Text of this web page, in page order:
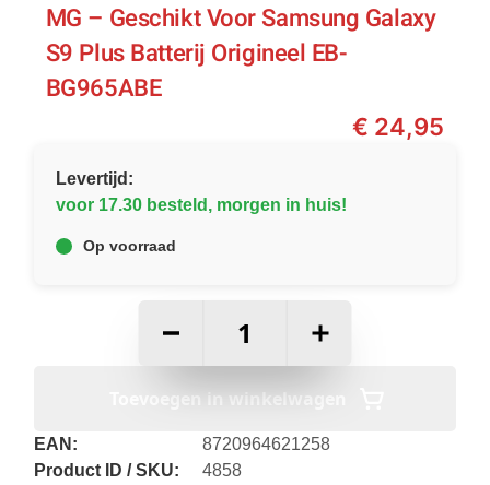
MG – Geschikt Voor Samsung Galaxy
S9 Plus Batterij Origineel EB-
BG965ABE
€ 24,95
Levertijd:
voor 17.30 besteld, morgen in huis!
Op voorraad
+
Toevoegen in winkelwagen
EAN:
8720964621258
Product ID / SKU:
4858